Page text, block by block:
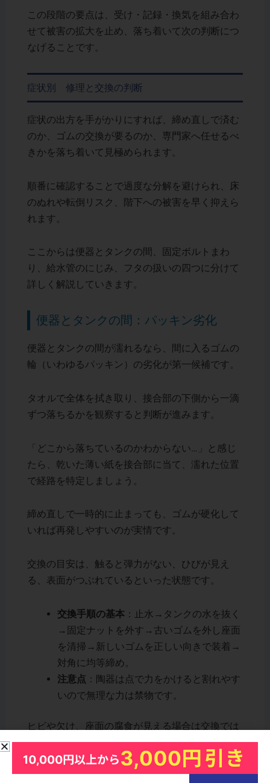
この段階の要点は、受け・記録・換気を組み合わ
せて被害の拡大を止め、落ち着いて次の判断につ
なげることです。
症状別 修理と交換の判断
症状の出方を手がかりにすれば、締め直しで済む
のか、ゴムの交換が要るのか、専門家へ任せるべ
きかを落ち着いて見極められます。
順番に確認することで過度な分解を避けられ、床
のぬれや転倒リスク、階下への被害を早く抑えら
れます。
ここからは便器とタンクの間、固定ボルトまわ
り、給水管のにじみ、フタの扱いの四つに分けて
詳しく解説していきます。
便器とタンクの間：パッキン劣化
便器とタンクの間が濡れるなら、間に入るゴムの
輪（いわゆるパッキン）の劣化が第一候補です。
タオルで全体を拭き取り、接合部の下側から一滴
ずつ落ちるかを観察すると判断が進みます。
「どこから落ちているのかわからない…」と感じ
たら、乾いた薄い紙を接合部に当て、濡れた位置
で経路を特定しましょう。
締め直しで一時的に止まっても、ゴムが硬化して
いれば再発しやすいのが実情です。
交換の目安は、触ると弾力がない、ひびが見え
る、表面がつぶれているといった状態です。
交換手順の基本：止水→タンクの水を抜く
→固定ナットを外す→古いゴムを外し座面
を清掃→新しいゴムを正しい向きで装着→
対角に均等締め。
注意点 ：陶器は点で力をかけると割れやす
いので無理な力は禁物です。
ヒビや欠け、座面の腐食が見える場合は交換では
なく専門家の点検が安全です。
要点は、接合部の滴下はゴム劣化が本命で、観察